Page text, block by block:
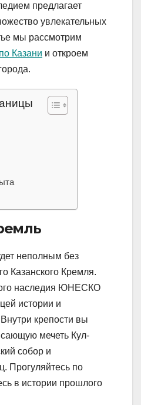
предлагает
увлекательных
мы рассмотрим
Казани и откроем
неполным без
Казанского Кремля.
наследия ЮНЕСКО
истории и
крепости вы
мечеть Кул-
собор и
Прогуляйтесь по
в истории прошлого